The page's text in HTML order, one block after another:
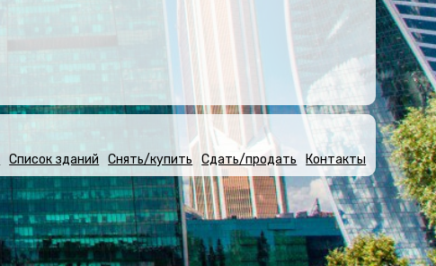
Список зданий Снять/купить Сдать/продать Контакты